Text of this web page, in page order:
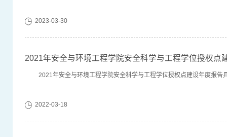
2023-03-30
2021年安全与环境工程学院安全科学与工程学位授权点
2021年安全与环境工程学院安全科学与工程学位授权点建设年度报告
2022-03-18